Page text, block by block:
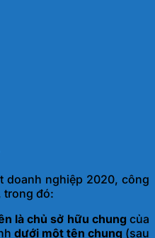
doanh nghiệp 2020, công
trong đó:
là chủ sở hữu chung của
dưới một tên chung (sau